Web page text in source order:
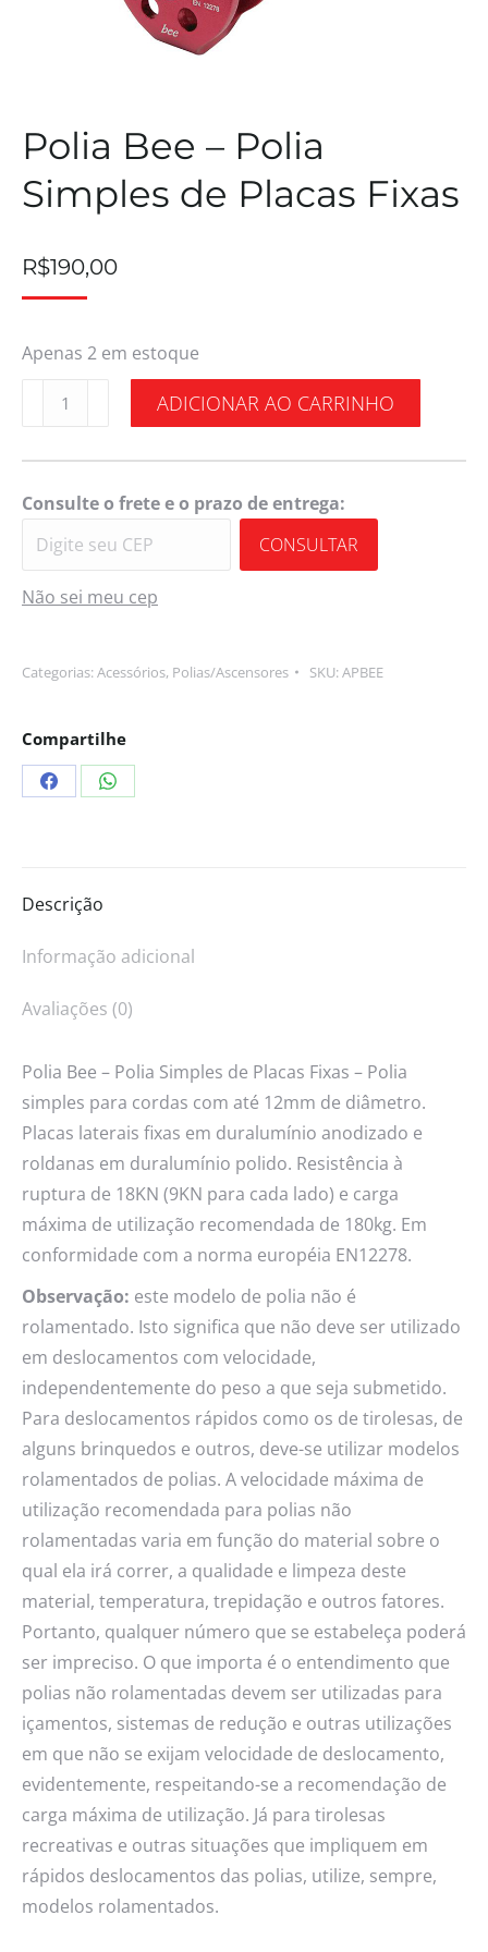
Polia Bee – Polia
Simples de Placas Fixas
R$190,00
Apenas 2 em estoque
ADICIONAR AO CARRINHO
Consulte o frete e o prazo de entrega:
CONSULTAR
Não sei meu cep
Categorias:Acessórios, Polias/Ascensores SKU:APBEE
Compartilhe
Descrição
Informação adicional
Avaliações (0)
Polia Bee – Polia Simples de Placas Fixas – Polia
simples para cordas com até 12mm de diâmetro.
Placas laterais fixas em duralumínio anodizado e
roldanas em duralumínio polido. Resistência à
ruptura de 18KN (9KN para cada lado) e carga
máxima de utilização recomendada de 180kg. Em
conformidade com a norma européia EN12278.
Observação: este modelo de polia não é
rolamentado. Isto significa que não deve ser utilizado
em deslocamentos com velocidade,
independentemente do peso a que seja submetido.
Para deslocamentos rápidos como os de tirolesas, de
alguns brinquedos e outros, deve-se utilizar modelos
rolamentados de polias. A velocidade máxima de
utilização recomendada para polias não
rolamentadas varia em função do material sobre o
qual ela irá correr, a qualidade e limpeza deste
material, temperatura, trepidação e outros fatores.
Portanto, qualquer número que se estabeleça poderá
ser impreciso. O que importa é o entendimento que
polias não rolamentadas devem ser utilizadas para
içamentos, sistemas de redução e outras utilizações
em que não se exijam velocidade de deslocamento,
evidentemente, respeitando-se a recomendação de
carga máxima de utilização. Já para tirolesas
recreativas e outras situações que impliquem em
rápidos deslocamentos das polias, utilize, sempre,
modelos rolamentados.